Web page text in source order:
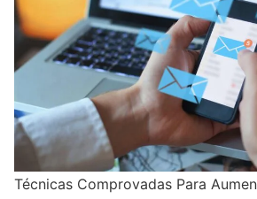
Técnicas Comprovadas Para